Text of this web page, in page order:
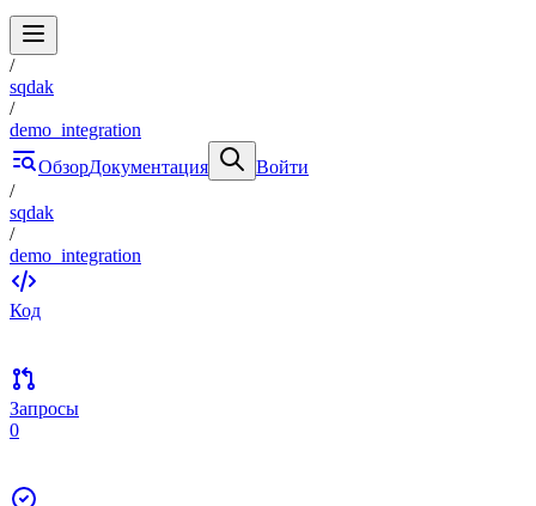
/
sqdak
/
demo_integration
ОбзорДокументация
Войти
/
sqdak
/
demo_integration
Код
Запросы
0